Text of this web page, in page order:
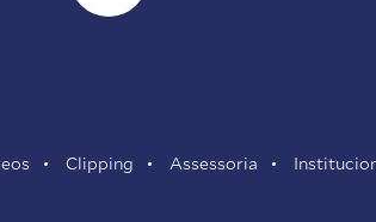
Clipping Assessoria